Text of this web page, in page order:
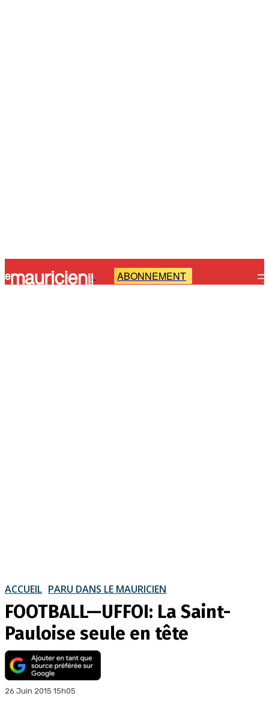
- ABONNEMENT
ACCUEIL PARU DANS LE MAURICIEN
FOOTBALL—UFFOI: La Saint-
Pauloise seule en tête
26 Juin 2015 15h05